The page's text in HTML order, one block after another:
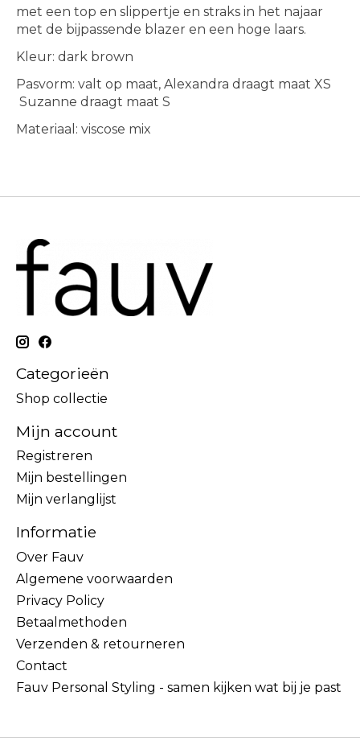
met een top en slippertje en straks in het najaar
met de bijpassende blazer en een hoge laars.
Kleur: dark brown
Pasvorm: valt op maat, Alexandra draagt maat XS
Suzanne draagt maat S
Materiaal: viscose mix
Categorieën
Shop collectie
Mijn account
Registreren
Mijn bestellingen
Mijn verlanglijst
Informatie
Over Fauv
Algemene voorwaarden
Privacy Policy
Betaalmethoden
Verzenden & retourneren
Contact
Fauv Personal Styling - samen kijken wat bij je past